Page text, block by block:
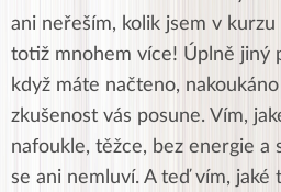
ani neřeším, kolik jsem v kurzu
totiž mnohem více! Úplně jiný
když máte načteno,
zkušenost vás posune. Vím,
nafoukle, těžce, bez energie a
se ani nemluví. A teď vím, jaké